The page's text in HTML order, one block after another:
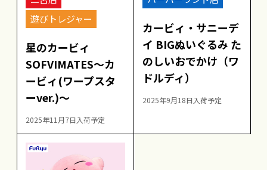
遊びトレジャー
星のカービィ
SOFVIMATES～カ
ービィ(ワープスタ
ーver.)～
2025年11月7日入荷予定
カービィ・サニーデ
イ BIGぬいぐるみ た
のしいおでかけ（ワ
ドルディ）
2025年9月18日入荷予定